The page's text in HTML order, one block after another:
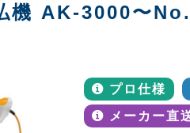
機 AK-3000〜
プロ仕様
メーカー直